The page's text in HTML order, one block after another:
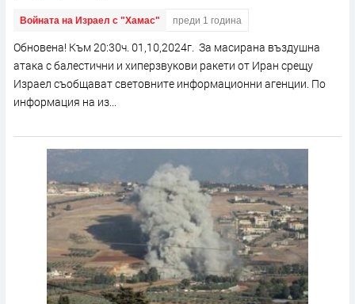
Войната на Израел с "Хамас" преди 1 година
Обновена! Към 20:30ч. 01,10,2024г. За масирана въздушна
атака с балестични и хиперзвукови ракети от Иран срещу
Израел съобщават световните информационни агенции. По
информация на из...